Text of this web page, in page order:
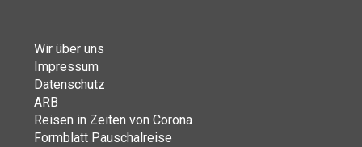
Wir über uns
Impressum
Datenschutz
ARB
Reisen in Zeiten von Corona
Formblatt Pauschalreise